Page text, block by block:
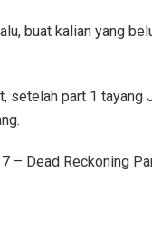
buat kalian yang
part 1 tayang
Dead Reckoning